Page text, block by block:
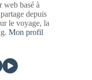
web basé à
depuis
le voyage, la
Mon profil